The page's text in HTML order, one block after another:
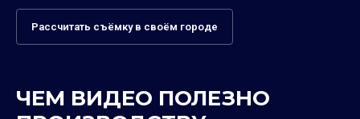
Рассчитать съёмку в своём городе
ЧЕМ ВИДЕО ПОЛЕЗНО